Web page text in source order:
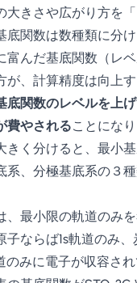
大きさや広がり方を
底関数は数種類に分
富んだ基底関数（レ
が、計算精度は向上
底関数のレベルを上
費やされることになり
く分けると、最小
系、分極基底系の３
最小限の軌道のみ
子ならば1s軌道のみ
のみに電子が収容さ